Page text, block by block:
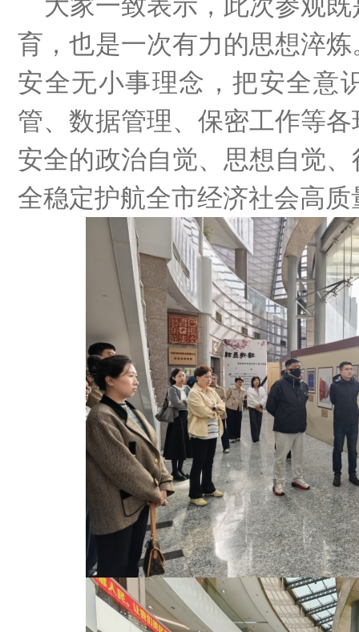
育，也是一次有力的思想淬
安全无小事理念，把安全意
管、数据管理、保密工作等
安全的政治自觉、思想自觉
全稳定护航全市经济社会高质